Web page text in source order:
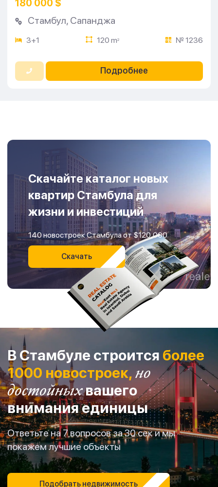
180 000 $
Стамбул, Сапанджа
3+1 120 m2 № 1236
Подробнее
Скачайте каталог новых
квартир Стамбула для
жизни и инвестиций
140 новостроек Стамбула от $120,000
Скачать
В Стамбуле строится более
1000 новостроек,но
достойныхвашего
внимания единицы
Ответьте на 7 вопросов за 30 сек и мы
покажем лучшие объекты
Подобрать недвижимость